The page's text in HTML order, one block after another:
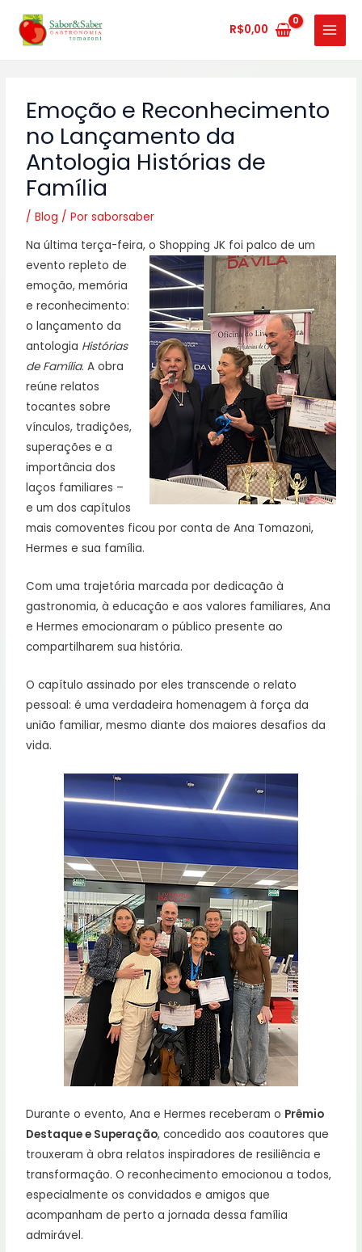
para
R$0,00
MAIN
MENU
Emoção e Reconhecimento
no Lançamento da
Antologia Histórias de
Família
/Blog / Porsaborsaber
Na última terça-feira, o Shopping JK foi palco de um
evento repleto de
emoção, memória
e reconhecimento:
o lançamento da
antologia Histórias
de Família. A obra
reúne relatos
tocantes sobre
vínculos, tradições,
superações e a
importância dos
laços familiares –
e um dos capítulos
mais comoventes ficou por conta de Ana Tomazoni,
Hermes e sua família.
Com uma trajetória marcada por dedicação à
gastronomia, à educação e aos valores familiares, Ana
e Hermes emocionaram o público presente ao
compartilharem sua história.
O capítulo assinado por eles transcende o relato
pessoal: é uma verdadeira homenagem à força da
união familiar, mesmo diante dos maiores desafios da
vida.
Durante o evento, Ana e Hermes receberam o Prêmio
Destaque e Superação, concedido aos coautores que
trouxeram à obra relatos inspiradores de resiliência e
transformação. O reconhecimento emocionou a todos,
especialmente os convidados e amigos que
acompanham de perto a jornada dessa família
admirável.